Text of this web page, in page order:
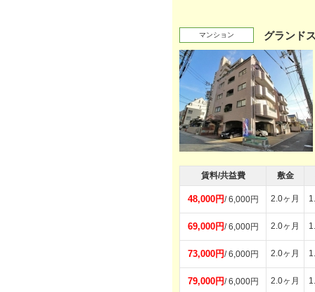
マンション グランド
賃料/共益費 敷金
48,000円/ 6,000円 2.0ヶ月
69,000円/ 6,000円 2.0ヶ月
73,000円/ 6,000円 2.0ヶ月
79,000円/ 6,000円 2.0ヶ月